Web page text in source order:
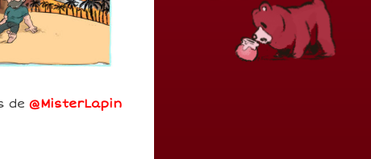
de@MisterLapin